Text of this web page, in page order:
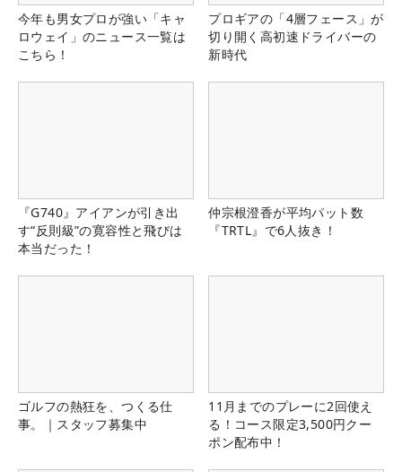
今年も男女プロが強い「キャ
ロウェイ」のニュース一覧は
こちら！
プロギアの「4層フェース」が
切り開く高初速ドライバーの
新時代
『G740』アイアンが引き出
す“反則級”の寛容性と飛びは
本当だった！
仲宗根澄香が平均パット数
『TRTL』で6人抜き！
ゴルフの熱狂を、つくる仕
事。｜スタッフ募集中
11月までのプレーに2回使え
る！コース限定3,500円クー
ポン配布中！